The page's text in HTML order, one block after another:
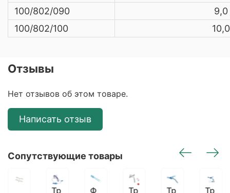
100/802/090
9,0
100/802/100
10,0
Отзывы
Нет отзывов об этом товаре.
Написать отзыв
Сопутствующие товары